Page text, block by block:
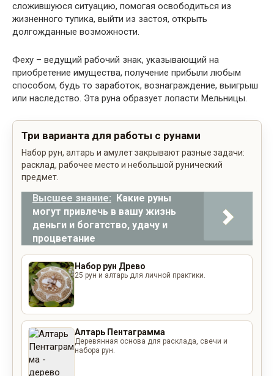
сложившуюся ситуацию, помогая освободиться из
жизненного тупика, выйти из застоя, открыть
долгожданные возможности.
Феху – ведущий рабочий знак, указывающий на
приобретение имущества, получение прибыли любым
способом, будь то заработок, вознаграждение, выигрыш
или наследство. Эта руна образует лопасти Мельницы.
Три варианта для работы с рунами
Набор рун, алтарь и амулет закрывают разные задачи:
расклад, рабочее место и небольшой рунический
предмет.
Высшее знание:
Какие руны
могут привлечь в вашу жизнь
деньги и богатство, удачу и
процветание
Набор рун Древо
25 рун и алтарь для личной практики.
Алтарь Пентаграмма
Деревянная основа для расклада, свечи и
набора рун.